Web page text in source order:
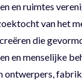
en ruimtes
van het
die
en menselijke
ontwerpers,